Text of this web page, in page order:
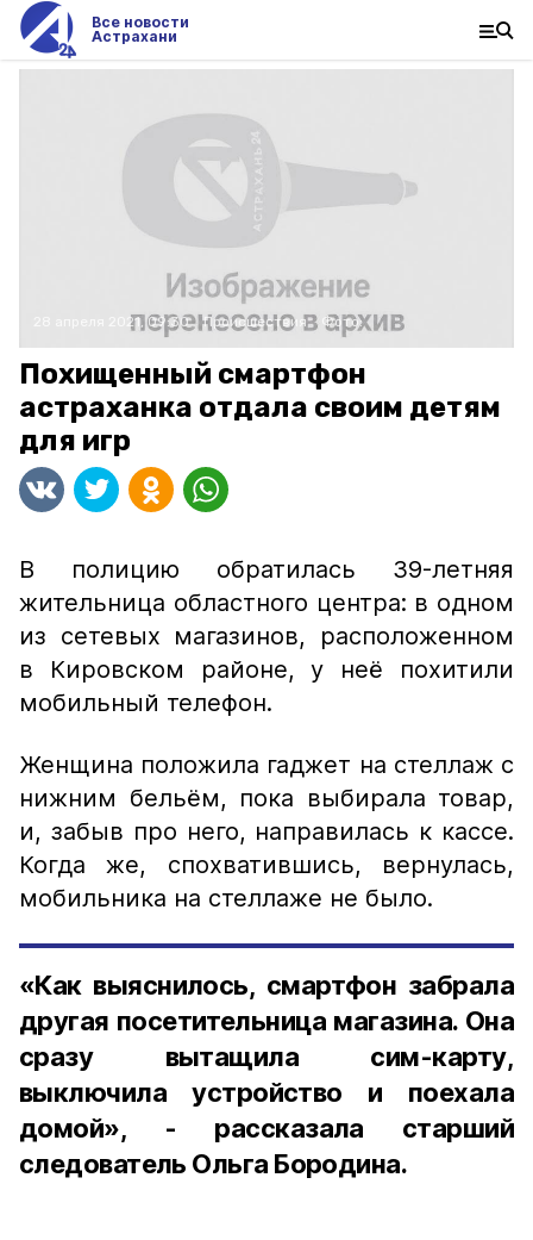
Все новости
Астрахани
28 апреля 2021, 09:30 Происшествия Фото:
Похищенный смартфон
астраханка отдала своим детям
для игр
В полицию обратилась 39-летняя
жительница областного центра: в одном
из сетевых магазинов, расположенном
в Кировском районе, у неё похитили
мобильный телефон.
Женщина положила гаджет на стеллаж с
нижним бельём, пока выбирала товар,
и, забыв про него, направилась к кассе.
Когда же, спохватившись, вернулась,
мобильника на стеллаже не было.
«Как выяснилось, смартфон забрала
другая посетительница магазина. Она
сразу вытащила сим-карту,
выключила устройство и поехала
домой», - рассказала старший
следователь Ольга Бородина.